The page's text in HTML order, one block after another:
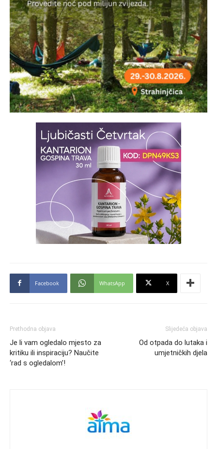
Facebook WhatsApp X
Prethodna objava
Je li vam ogledalo mjesto za
kritiku ili inspiraciju? Naučite
‘rad s ogledalom’!
Slijedeća objava
Od otpada do lutaka i
umjetničkih djela